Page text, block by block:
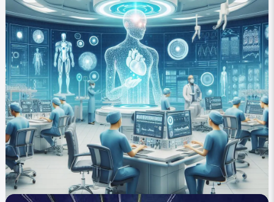
في التصنيف
العلوم والتكنولوجيا
الهندسة الوراثية في الزراعة: بين الغذاء والصحة
menerva melad
0
425
0